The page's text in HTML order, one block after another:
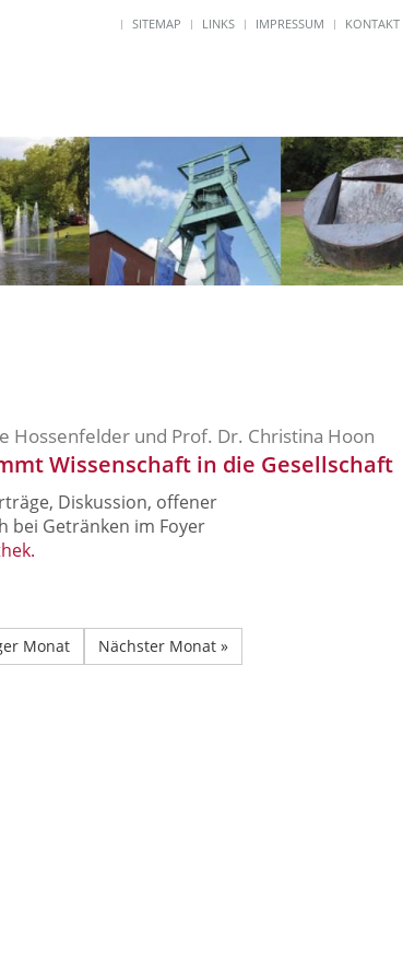
SITEMAP LINKS IMPRESSUM KONTAKT
Hossenfelder und Prof. Dr. Christina Hoon
Wissenschaft in die Gesellschaft
Diskussion, offener
bei Getränken im Foyer
Monat Nächster Monat »